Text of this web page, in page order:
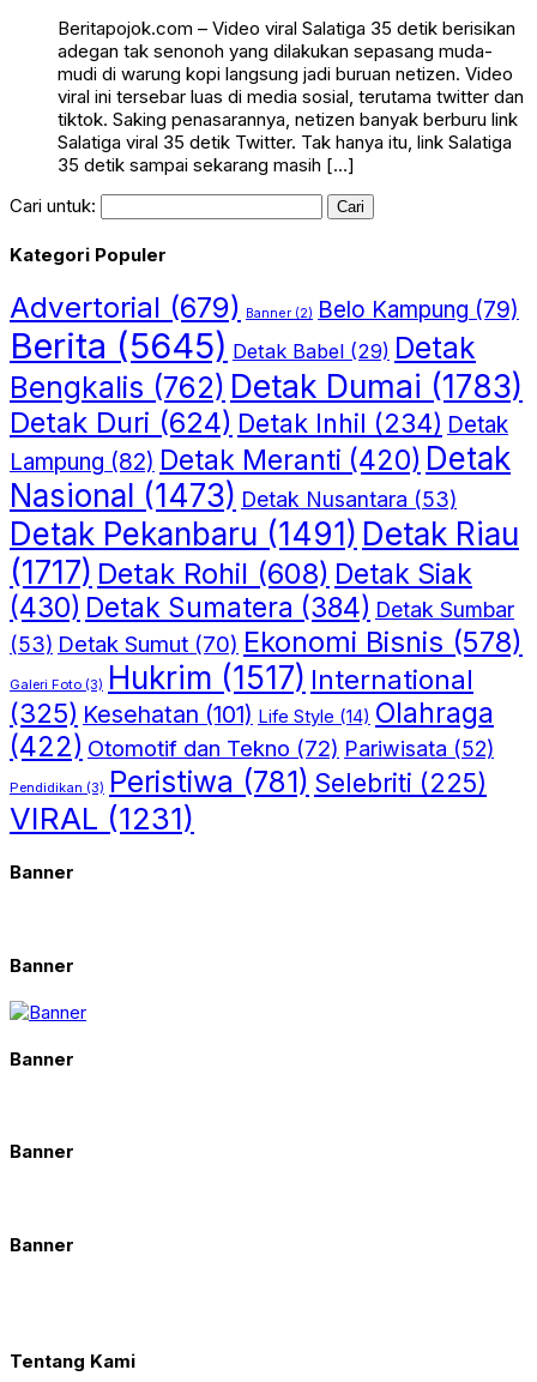
Beritapojok.com – Video viral Salatiga 35 detik berisikan
adegan tak senonoh yang dilakukan sepasang muda-
mudi di warung kopi langsung jadi buruan netizen. Video
viral ini tersebar luas di media sosial, terutama twitter dan
tiktok. Saking penasarannya, netizen banyak berburu link
Salatiga viral 35 detik Twitter. Tak hanya itu, link Salatiga
35 detik sampai sekarang masih […]
Cari untuk:
Kategori Populer
Advertorial (679) Banner (2) Belo Kampung (79)
Berita (5645) Detak Babel (29) Detak
Bengkalis (762) Detak Dumai (1783)
Detak Duri (624) Detak Inhil (234) Detak
Lampung (82) Detak Meranti (420) Detak
Nasional (1473) Detak Nusantara (53)
Detak Pekanbaru (1491) Detak Riau
(1717) Detak Rohil (608) Detak Siak
(430) Detak Sumatera (384) Detak Sumbar
(53) Detak Sumut (70) Ekonomi Bisnis (578)
Galeri Foto (3) Hukrim (1517) International
(325) Kesehatan (101) Life Style (14) Olahraga
(422) Otomotif dan Tekno (72) Pariwisata (52)
Pendidikan (3) Peristiwa (781) Selebriti (225)
VIRAL (1231)
Banner
Banner
Banner
Banner
Banner
Tentang Kami